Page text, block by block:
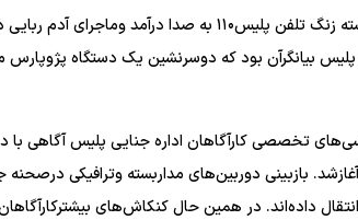
اوایل شب بیست وپنجم بهمن سال گذشته زنگ تلفن پلیس۱۱۰
تخصصی کارآگاهان اداره جنایی پلیس آگاهی
بازبینی دوربین‌های مداربسته وترافیکی
داده‌اند. در همین حال کنکاش‌های بیشترکارآگاهان